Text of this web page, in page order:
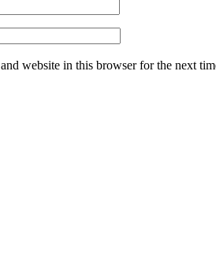
website in this browser for the next